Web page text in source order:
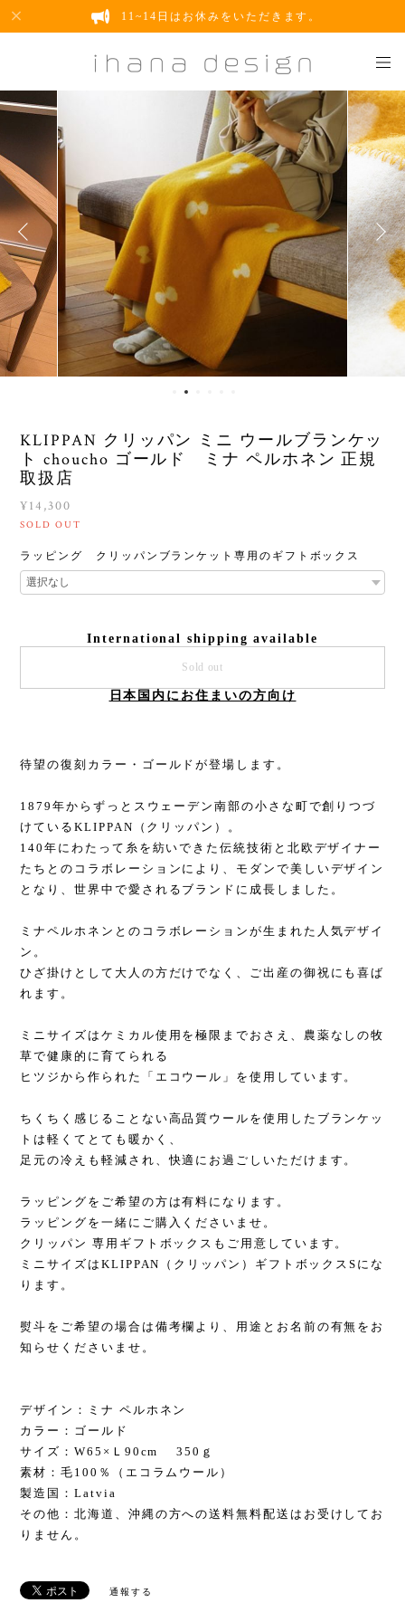
11~14日はお休みをいただきます。
KLIPPAN クリッパン ミニ ウールブランケッ
ト choucho ゴールド ミナ ペルホネン 正規
取扱店
¥14,300
SOLD OUT
ラッピング クリッパンブランケット専用のギフトボックス
International shipping available
Sold out
日本国内にお住まいの方向け
待望の復刻カラー・ゴールドが登場します。
1879年からずっとスウェーデン南部の小さな町で創りつづ
けているKLIPPAN（クリッパン）。
140年にわたって糸を紡いできた伝統技術と北欧デザイナー
たちとのコラボレーションにより、モダンで美しいデザイン
となり、世界中で愛されるブランドに成長しました。
ミナペルホネンとのコラボレーションが生まれた人気デザイ
ン。
ひざ掛けとして大人の方だけでなく、ご出産の御祝にも喜ば
れます。
ミニサイズはケミカル使用を極限までおさえ、農薬なしの牧
草で健康的に育てられる
ヒツジから作られた「エコウール」を使用しています。
ちくちく感じることない高品質ウールを使用したブランケッ
トは軽くてとても暖かく、
足元の冷えも軽減され、快適にお過ごしいただけます。
ラッピングをご希望の方は有料になります。
ラッピングを一緒にご購入くださいませ。
クリッパン 専用ギフトボックスもご用意しています。
ミニサイズはKLIPPAN（クリッパン）ギフトボックスSにな
ります。
熨斗をご希望の場合は備考欄より、用途とお名前の有無をお
知らせくださいませ。
デザイン：ミナ ペルホネン
カラー：ゴールド
サイズ：W65×Ｌ90cm 350ｇ
素材：毛100％（エコラムウール）
製造国：Latvia
その他：北海道、沖縄の方への送料無料配送はお受けしてお
りません。
通報する